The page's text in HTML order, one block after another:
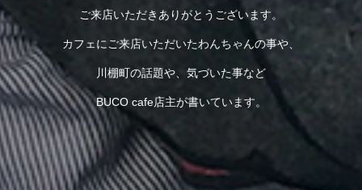
ご来店いただきありがとうございます。
カフェにご来店いただいたわんちゃんの事や、
川棚町の話題や、気づいた事など
BUCO cafe店主が書いています。